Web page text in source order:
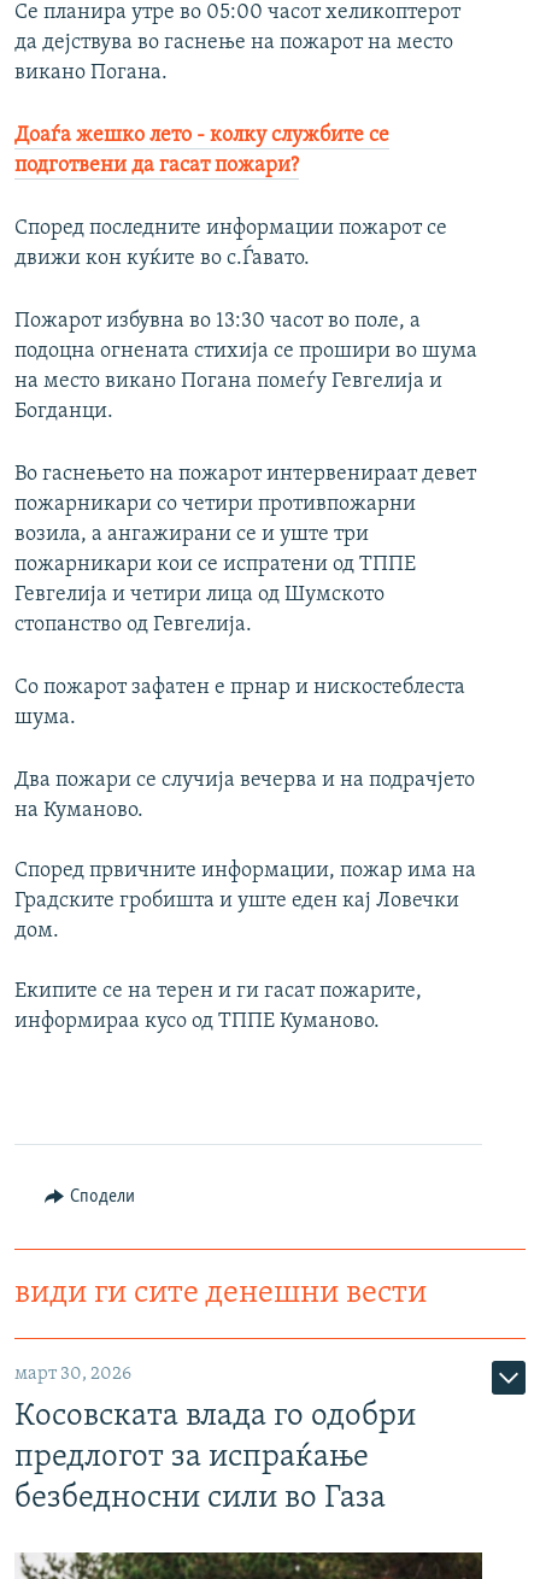
Се планира утре во 05:00 часот хеликоптерот
да дејствува во гаснење на пожарот на место
викано Погана.
Доаѓа жешко лето - колку службите се
подготвени да гасат пожари?
Според последните информации пожарот се
движи кон куќите во с.Ѓавато.
Пожарот избувна во 13:30 часот во поле, а
подоцна огнената стихија се прошири во шума
на место викано Погана помеѓу Гевгелија и
Богданци.
Во гаснењето на пожарот интервенираат девет
пожарникари со четири противпожарни
возила, а ангажирани се и уште три
пожарникари кои се испратени од ТППЕ
Гевгелија и четири лица од Шумското
стопанство од Гевгелија.
Со пожарот зафатен е прнар и нискостеблеста
шума.
Два пожари се случија вечерва и на подрачјето
на Куманово.
Според првичните информации, пожар има на
Градските гробишта и уште еден кај Ловечки
дом.
Екипите се на терен и ги гасат пожарите,
информираа кусо од ТППЕ Куманово.
Сподели
види ги сите денешни вести
март 30, 2026
Косовската влада го одобри
предлогот за испраќање
безбедносни сили во Газа